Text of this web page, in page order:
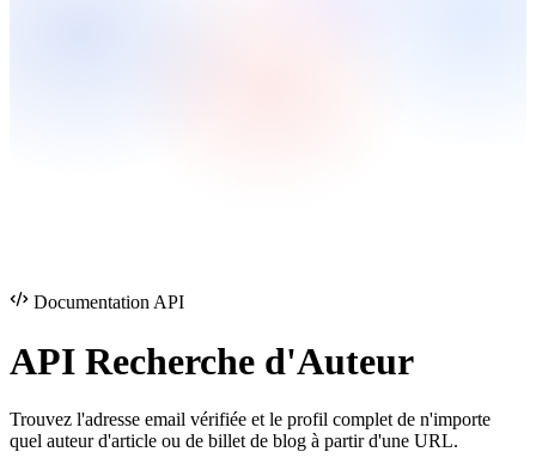
Documentation API
API Recherche d'Auteur
Trouvez l'adresse email vérifiée et le profil complet de n'importe
quel auteur d'article ou de billet de blog à partir d'une URL.